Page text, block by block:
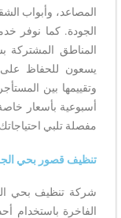
المصاعد، وأبواب
الجودة. كما نوفر
المناطق المشتركة
يسعون للحفاظ
وتقييمها بين
أسبوعية بأسعار
مفصلة تلبي
تنظيف قصور بحي
شركة تنظيف بحي
الفاخرة باستخدام